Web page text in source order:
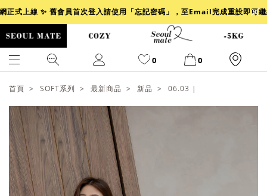
正式上線 ✨ 舊會員首次登入請使用「忘記密碼」，至Email完成重設即可
0 0
背心 洋裝
小香風 透膚 小香
襯衫 褲裙 牛仔裙
首頁 SOFT系列 最新商品 新品 06.03 |